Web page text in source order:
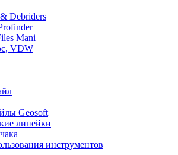
Debriders
Mani
VDW
Geosoft
линейки
инструментов